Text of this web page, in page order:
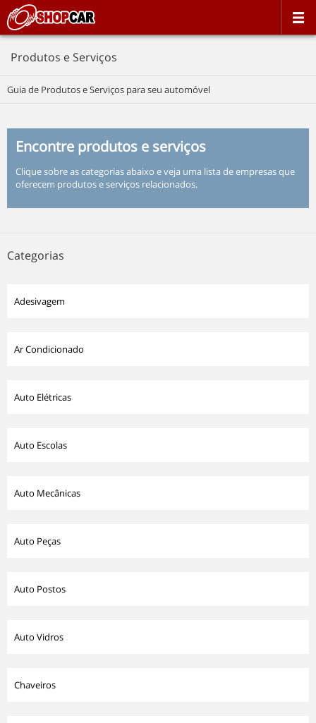
Produtos e Serviços
Guia de Produtos e Serviços para seu automóvel
Encontre produtos e serviços
Clique sobre as categorias abaixo e veja uma lista de empresas que
oferecem produtos e serviços relacionados.
Categorias
Adesivagem
Ar Condicionado
Auto Elétricas
Auto Escolas
Auto Mecânicas
Auto Peças
Auto Postos
Auto Vidros
Chaveiros